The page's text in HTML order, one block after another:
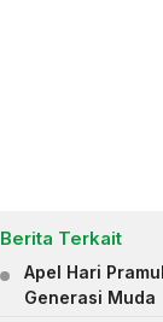
Berita Terkait
Apel Hari
Generasi Muda